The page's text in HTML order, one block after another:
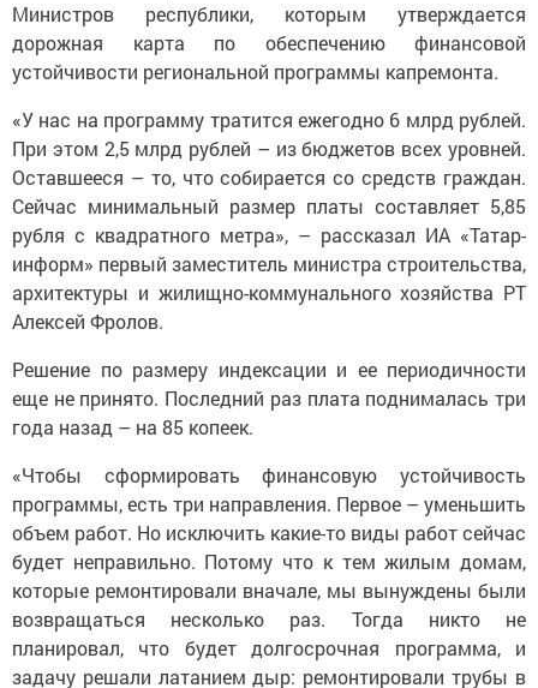
Министров республики, которым утверждается
дорожная карта по обеспечению финансовой
устойчивости региональной программы капремонта.
«У нас на программу тратится ежегодно 6 млрд рублей.
При этом 2,5 млрд рублей – из бюджетов всех уровней.
Оставшееся – то, что собирается со средств граждан.
Сейчас минимальный размер платы составляет 5,85
рубля с квадратного метра», – рассказал ИА «Татар-
информ» первый заместитель министра строительства,
архитектуры и жилищно-коммунального хозяйства РТ
Алексей Фролов.
Решение по размеру индексации и ее периодичности
еще не принято. Последний раз плата поднималась три
года назад – на 85 копеек.
«Чтобы сформировать финансовую устойчивость
программы, есть три направления. Первое – уменьшить
объем работ. Но исключить какие-то виды работ сейчас
будет неправильно. Потому что к тем жилым домам,
которые ремонтировали вначале, мы вынуждены были
возвращаться несколько раз. Тогда никто не
планировал, что будет долгосрочная программа, и
задачу решали латанием дыр: ремонтировали трубы в